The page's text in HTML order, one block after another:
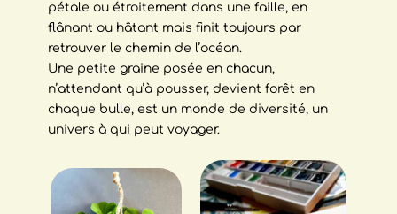
pétale ou étroitement dans une faille, en
flânant ou hâtant mais finit toujours par
retrouver le chemin de l’océan.
Une petite graine posée en chacun,
n’attendant qu’à pousser, devient forêt en
chaque bulle, est un monde de diversité, un
univers à qui peut voyager.